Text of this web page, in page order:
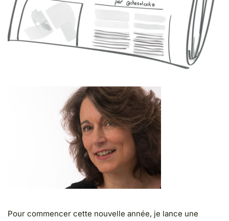
Pour commencer cette nouvelle année, je lance une